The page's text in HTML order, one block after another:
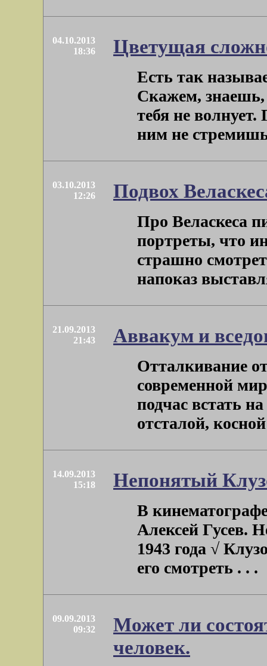
04.10.2013
18:36
Цветущая
Есть так
Скажем, знаешь,
тебя не
ним не
03.10.2013
12:26
Подвох
Про Веласкеса
портреты, что
страшно
напоказ
21.09.2013
21:43
Аввакум и
Отталкивание
современной
подчас встать
отсталой,
14.09.2013
15:18
Непонятый
В
Алексей Гусев.
1943 года √
его смотреть . . .
09.09.2013
09:32
Может ли
человек.